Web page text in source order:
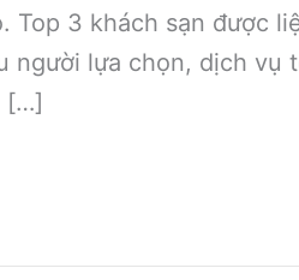
Top 3 khách sạn được
người lựa chọn, dịch vụ
[…]